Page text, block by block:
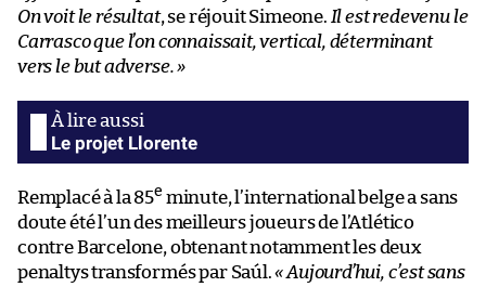
On voit le résultat, se réjouit Simeone. Il est redevenu le
Carrasco que l’on connaissait, vertical, déterminant
vers le but adverse. »
Le projet Llorente
Remplacé à la 85e minute, l’international belge a sans
doute été l’un des meilleurs joueurs de l’Atlético
contre Barcelone, obtenant notamment les deux
penaltys transformés par Saúl.« Aujourd’hui, c’est sans